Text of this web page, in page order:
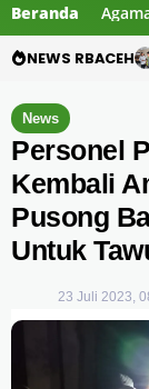
Beranda
NEWS RBACEH
News
Personel
Kembali
Pusong
Untuk
23 Juli 2023,